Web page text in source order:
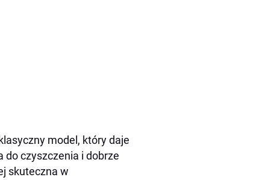
model, który daje
do czyszczenia i dobrze
skuteczna w